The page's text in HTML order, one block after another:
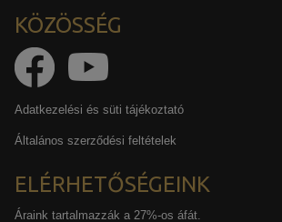
KÖZÖSSÉG
Adatkezelési és süti tájékoztató
Általános szerződési feltételek
ELÉRHETŐSÉGEINK
Áraink tartalmazzák a 27%-os áfát.